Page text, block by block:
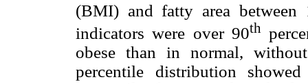
(BMI) and fatty area between
indicators were over 90th
obese than in normal,
percentile distribution